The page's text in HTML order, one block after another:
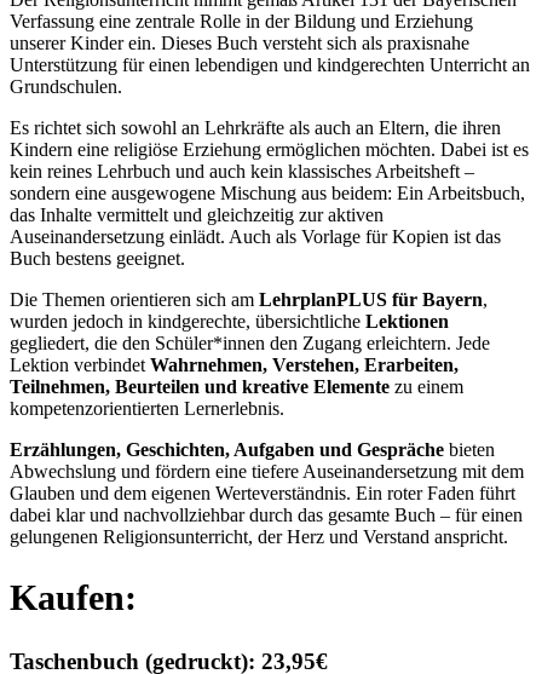
Verfassung eine zentrale Rolle in der Bildung und Erziehung
unserer Kinder ein. Dieses Buch versteht sich als praxisnahe
Unterstützung für einen lebendigen und kindgerechten Unterricht an
Grundschulen.
Es richtet sich sowohl an Lehrkräfte als auch an Eltern, die ihren
Kindern eine religiöse Erziehung ermöglichen möchten. Dabei ist es
kein reines Lehrbuch und auch kein klassisches Arbeitsheft –
sondern eine ausgewogene Mischung aus beidem: Ein Arbeitsbuch,
das Inhalte vermittelt und gleichzeitig zur aktiven
Auseinandersetzung einlädt. Auch als Vorlage für Kopien ist das
Buch bestens geeignet.
Die Themen orientieren sich am LehrplanPLUS für Bayern,
wurden jedoch in kindgerechte, übersichtliche Lektionen
gegliedert, die den Schüler*innen den Zugang erleichtern. Jede
Lektion verbindet Wahrnehmen, Verstehen, Erarbeiten,
Teilnehmen, Beurteilen und kreative Elemente zu einem
kompetenzorientierten Lernerlebnis.
Erzählungen, Geschichten, Aufgaben und Gespräche bieten
Abwechslung und fördern eine tiefere Auseinandersetzung mit dem
Glauben und dem eigenen Werteverständnis. Ein roter Faden führt
dabei klar und nachvollziehbar durch das gesamte Buch – für einen
gelungenen Religionsunterricht, der Herz und Verstand anspricht.
Kaufen:
Taschenbuch (gedruckt): 23,95€